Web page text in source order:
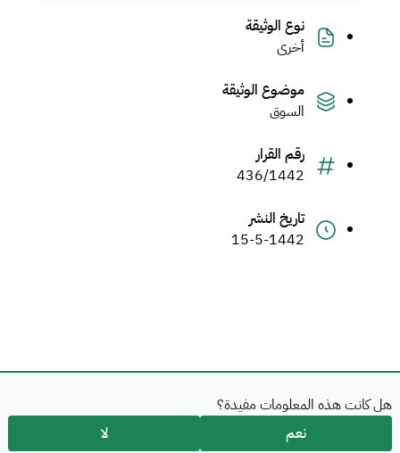
نوع الوثيقة
أخرى
موضوع الوثيقة
السوق
رقم القرار
436/1442
تاريخ النشر
15-5-1442
هل كانت هذه المعلومات مفيدة؟
نعم
لا